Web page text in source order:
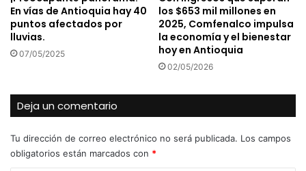
En vías de Antioquia hay 40
puntos afectados por
lluvias.
07/05/2025
los $653 mil millones en
2025, Comfenalco impulsa
la economía y el bienestar
hoy en Antioquia
02/05/2026
Deja un comentario
Tu dirección de correo electrónico no será publicada. Los campos
obligatorios están marcados con *